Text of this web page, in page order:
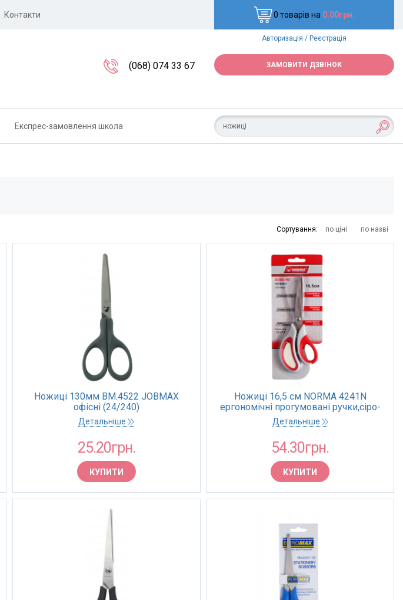
Контакти 0 товарів на 0.00грн.
Авторизація / Реєстрація
(068) 074 33 67 ЗАМОВИТИ ДЗВІНОК
Експрес-замовлення школа
Сортування: по ціні по назві
Ножиці 130мм BM.4522 JOBMAX
офiснi (24/240)
Детальніше
25.20грн.
КУПИТИ
Ножиці 16,5 см NORMA 4241N
ергономічні прогумовані ручки,сіро-
червоні, 1,8 мм (48)
Детальніше
54.30грн.
КУПИТИ